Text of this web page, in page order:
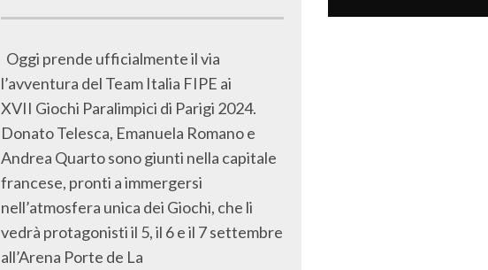
Oggi prende ufficialmente il via
l’avventura del Team Italia FIPE ai
XVII Giochi Paralimpici di Parigi 2024.
Donato Telesca, Emanuela Romano e
Andrea Quarto sono giunti nella capitale
francese, pronti a immergersi
nell’atmosfera unica dei Giochi, che li
vedrà protagonisti il 5, il 6 e il 7 settembre
all’Arena Porte de La